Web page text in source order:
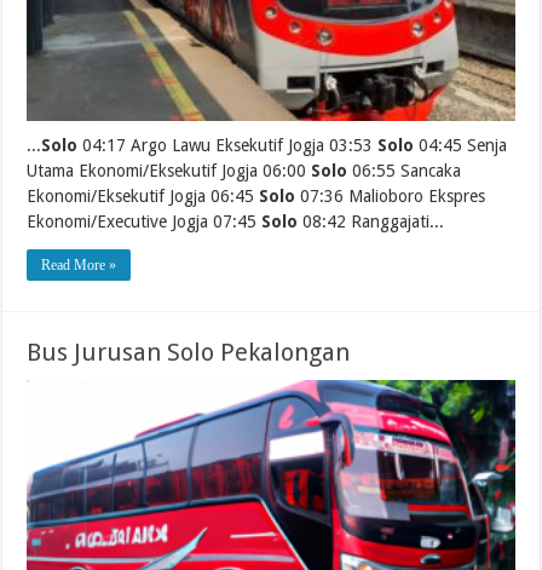
...Solo 04:17 Argo Lawu Eksekutif Jogja 03:53 Solo 04:45 Senja
Utama Ekonomi/Eksekutif Jogja 06:00 Solo 06:55 Sancaka
Ekonomi/Eksekutif Jogja 06:45 Solo 07:36 Malioboro Ekspres
Ekonomi/Executive Jogja 07:45 Solo 08:42 Ranggajati...
Read More »
Bus Jurusan Solo Pekalongan